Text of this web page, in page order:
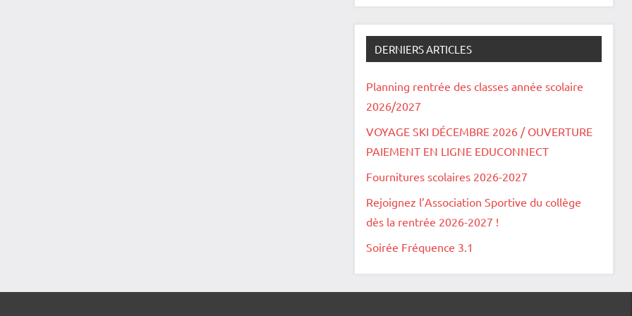
DERNIERS ARTICLES
Planning rentrée des classes année scolaire
2026/2027
VOYAGE SKI DÉCEMBRE 2026 / OUVERTURE
PAIEMENT EN LIGNE EDUCONNECT
Fournitures scolaires 2026-2027
Rejoignez l’Association Sportive du collège
dès la rentrée 2026-2027 !
Soirée Fréquence 3.1